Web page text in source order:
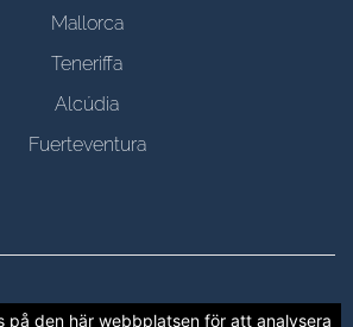
på den här webbplatsen för att analysera
Mallorca
Teneriffa
Alcúdia
Fuerteventura
- 2026 CTRAVEL, alla rättigheter